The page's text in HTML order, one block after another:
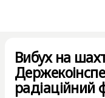
Вибух на
радіаційний